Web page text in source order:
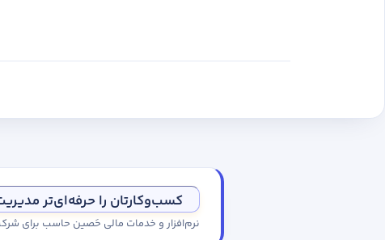
کسب‌وکارتان را حرفه‌ای‌تر
نرم‌افزار و خدمات مالی حَصین حاسب برای